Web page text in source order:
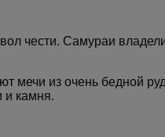
чести. Самураи
мечи из очень бедной
и камня.